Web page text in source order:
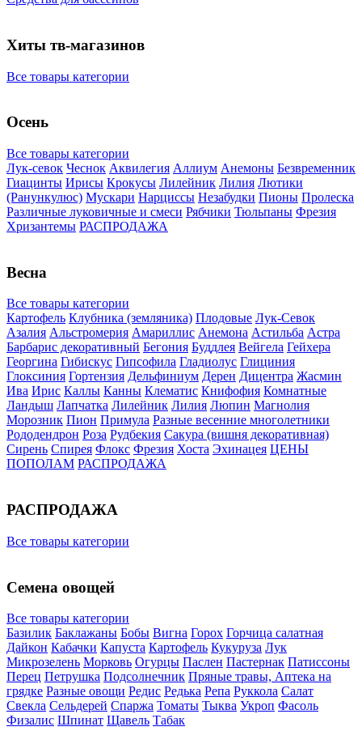
Хиты тв-магазинов
Все товары категории
Осень
Все товары категории
Лук-севок Чеснок Аквилегия Аллиум Анемоны Безвременник
Гиацинты Ирисы Крокусы Лилейник Лилия Лютики
(Ранункулюс) Мускари Нарцисcы Незабудки Пионы Пролеска
Различные луковичные и смеси Рябчики Тюльпаны Фрезия
Хризантемы РАСПРОДАЖА
Весна
Все товары категории
Картофель Клубника (земляника) Плодовые Лук-Севок
Азалия Альстромерия Амариллис Анемона Астильба Астра
Барбарис декоративный Бегония Буддлея Вейгела Гейхера
Георгина Гибискус Гипсофила Гладиолус Глициния
Глоксиния Гортензия Дельфиниум Дерен Дицентра Жасмин
Ива Ирис Каллы Канны Клематис Книфофия Комнатные
Ландыш Лапчатка Лилейник Лилия Люпин Магнолия
Морозник Пион Примула Разные весенние многолетники
Рододендрон Роза Рудбекия Сакура (вишня декоративная)
Сирень Спирея Флокс Фрезия Хоста Эхинацея ЦЕНЫ
ПОПОЛАМ РАСПРОДАЖА
РАСПРОДАЖА
Все товары категории
Семена овощей
Все товары категории
Базилик Баклажаны Бобы Вигна Горох Горчица салатная
Дайкон Кабачки Капуста Картофель Кукуруза Лук
Микрозелень Морковь Огурцы Паслен Пастернак Патиссоны
Перец Петрушка Подсолнечник Пряные травы, Аптека на
грядке Разные овощи Редис Редька Репа Руккола Салат
Свекла Сельдерей Спаржа Томаты Тыква Укроп Фасоль
Физалис Шпинат Щавель Табак